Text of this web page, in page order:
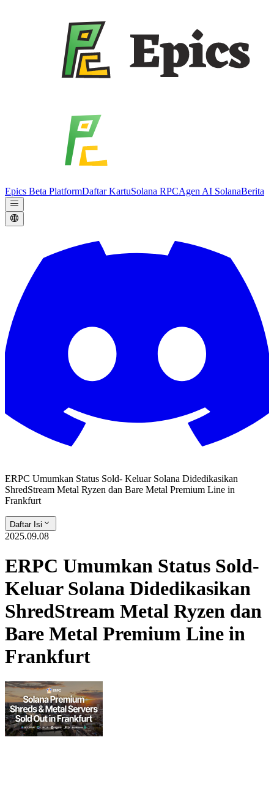
Epics Beta PlatformDaftar KartuSolana RPCAgen AI SolanaBerita
ERPC Umumkan Status Sold- Keluar Solana Didedikasikan
ShredStream Metal Ryzen dan Bare Metal Premium Line in
Frankfurt
Daftar Isi
2025.09.08
ERPC Umumkan Status Sold-
Keluar Solana Didedikasikan
ShredStream Metal Ryzen dan
Bare Metal Premium Line in
Frankfurt